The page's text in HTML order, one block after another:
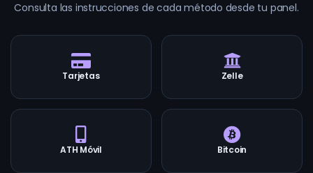
Consulta las instrucciones de cada método desde tu panel.
Tarjetas Zelle
ATH Móvil Bitcoin